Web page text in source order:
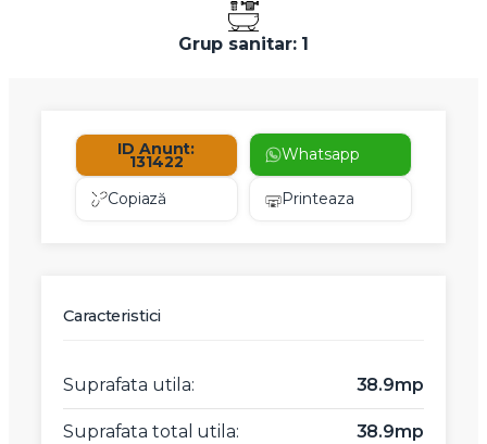
Grup sanitar: 1
ID Anunt:
131422 Whatsapp
Copiază Printeaza
Caracteristici
Suprafata utila: 38.9mp
Suprafata total utila: 38.9mp